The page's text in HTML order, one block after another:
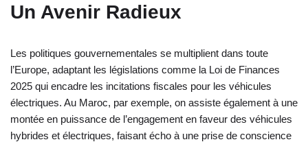
Un Avenir Radieux
Les politiques gouvernementales se multiplient dans toute
l’Europe, adaptant les législations comme la Loi de Finances
2025 qui encadre les incitations fiscales pour les véhicules
électriques. Au Maroc, par exemple, on assiste également à une
montée en puissance de l’engagement en faveur des véhicules
hybrides et électriques, faisant écho à une prise de conscience